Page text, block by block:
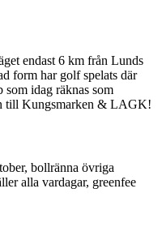
endast 6 km från Lunds
form har golf spelats där
idag räknas som
till Kungsmarken & LAGK!
bollränna övriga
alla vardagar, greenfee